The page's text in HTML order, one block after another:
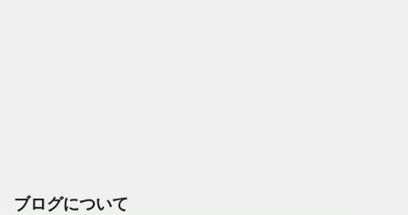
ブログについて